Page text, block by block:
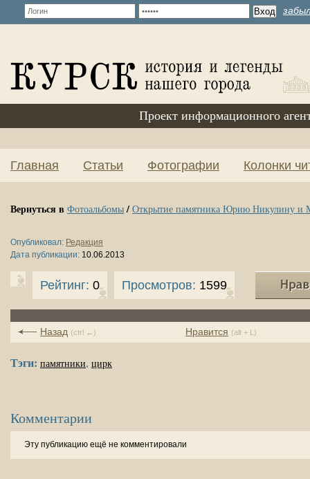
Проект информационного
Главная Статьи Фотографии Колонки
Вернуться в Фотоальбомы/ Открытие памятника Юрию Никулину и
Опубликовал: Редакция
Дата публикации: 10.06.2013
Рейтинг: 0 Просмотров: 1599
Нравится (alt + L)
Назад (ctrl ←)
Тэги: памятники, цирк
Комментарии
Эту публикацию ещё не комментировали